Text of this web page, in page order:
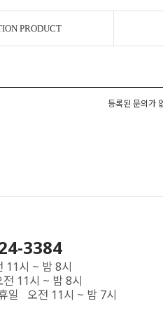
PRODUCT
등록된 문의가
3384
11시 ~ 밤 8시
11시 ~ 밤 8시
일 오전 11시 ~ 밤 7시